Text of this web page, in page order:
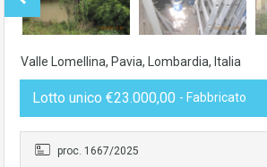
Valle Lomellina, Pavia, Lombardia, Italia
Lotto unico €23.000,00 - Fabbricato
proc. 1667/2025